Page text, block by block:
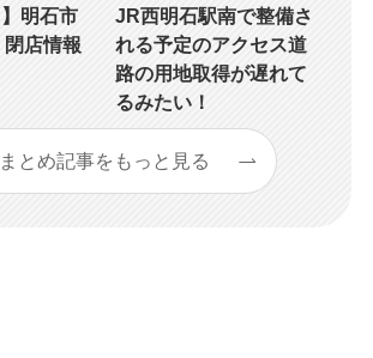
】明石市
閉店情報
JR西明石駅南で整備さ
れる予定のアクセス道
路の用地取得が遅れて
るみたい！
まとめ記事をもっと見る